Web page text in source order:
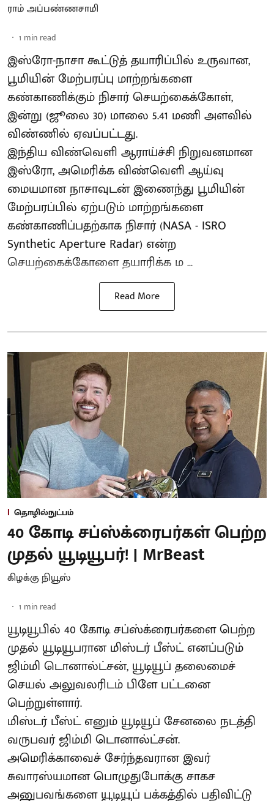
ராம் அப்பண்ணசாமி
1 min read
இஸ்ரோ-நாசா கூட்டுத் தயாரிப்பில் உருவான,
பூமியின் மேற்பரப்பு மாற்றங்களை
கண்காணிக்கும் நிசார் செயற்கைக்கோள்,
இன்று (ஜூலை 30) மாலை 5.41 மணி அளவில்
விண்ணில் ஏவப்பட்டது.
இந்திய விண்வெளி ஆராய்ச்சி நிறுவனமான
இஸ்ரோ, அமெரிக்க விண்வெளி ஆய்வு
மையமான நாசாவுடன் இணைந்து பூமியின்
மேற்பரப்பில் ஏற்படும் மாற்றங்களை
கண்காணிப்பதற்காக நிசார் (NASA - ISRO
Synthetic Aperture Radar) என்ற
செயற்கைக்கோளை தயாரிக்க ம ...
Read More
தொழில்நுட்பம்
40 கோடி சப்ஸ்க்ரைபர்கள் பெற்ற
முதல் யூடியூபர்! | MrBeast
கிழக்கு நியூஸ்
1 min read
யூடியூபில் 40 கோடி சப்ஸ்க்ரைபர்களை பெற்ற
முதல் யூடியூபரான மிஸ்டர் பீஸ்ட் எனப்படும்
ஜிம்மி டொனால்ட்சன், யூடியூப் தலைமைச்
செயல் அலுவலரிடம் பிளே பட்டனை
பெற்றுள்ளார்.
மிஸ்டர் பீஸ்ட் எனும் யூடியூப் சேனலை நடத்தி
வருபவர் ஜிம்மி டொனால்ட்சன்.
அமெரிக்காவைச் சேர்ந்தவரான இவர்
சுவாரஸ்யமான பொழுதுபோக்கு சாகச
அனுபவங்களை யூடியூப் பக்கத்தில் பதிவிட்டு